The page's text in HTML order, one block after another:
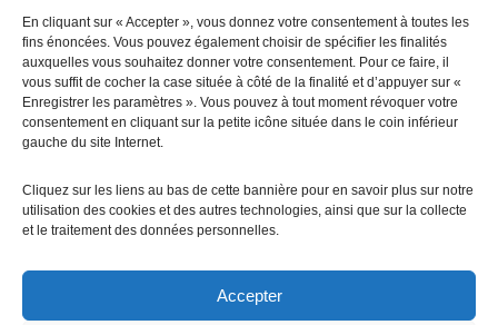
En cliquant sur « Accepter », vous donnez votre consentement à toutes les
fins énoncées. Vous pouvez également choisir de spécifier les finalités
auxquelles vous souhaitez donner votre consentement. Pour ce faire, il
vous suffit de cocher la case située à côté de la finalité et d’appuyer sur «
Enregistrer les paramètres ». Vous pouvez à tout moment révoquer votre
consentement en cliquant sur la petite icône située dans le coin inférieur
gauche du site Internet.
Cliquez sur les liens au bas de cette bannière pour en savoir plus sur notre
utilisation des cookies et des autres technologies, ainsi que sur la collecte
et le traitement des données personnelles.
Accepter
bus (plus de 3,5T), mais un décret doit paraitre d’ici 2026
pour ces parkings qui ne […]
Tarifs d’achat et primes à
photovoltaïque T4 2024